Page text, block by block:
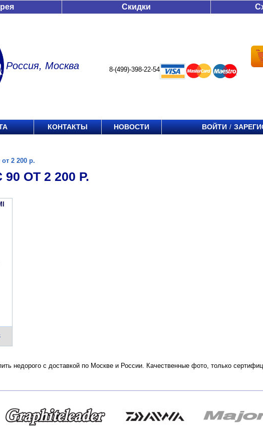
Скидки
Россия, Москва 8-(499)-398-22-54
КОНТАКТЫ НОВОСТИ ВОЙТИ /
2 200 р.
ОТ 2 200 Р.
недорого с доставкой по Москве и России. Качественные фото, только